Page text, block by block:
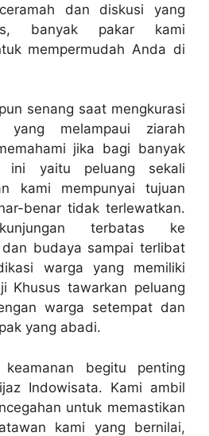
dan diskusi yang
banyak pakar kami
mempermudah Anda di
senang saat mengkurasi
yang melampaui ziarah
jika bagi banyak
ini yaitu peluang sekali
kami mempunyai tujuan
benar tidak terlewatkan.
terbatas ke
budaya sampai terlibat
warga yang memiliki
Khusus tawarkan peluang
warga setempat dan
yang abadi.
keamanan begitu penting
Indowisata. Kami ambil
untuk memastikan
kami yang bernilai,